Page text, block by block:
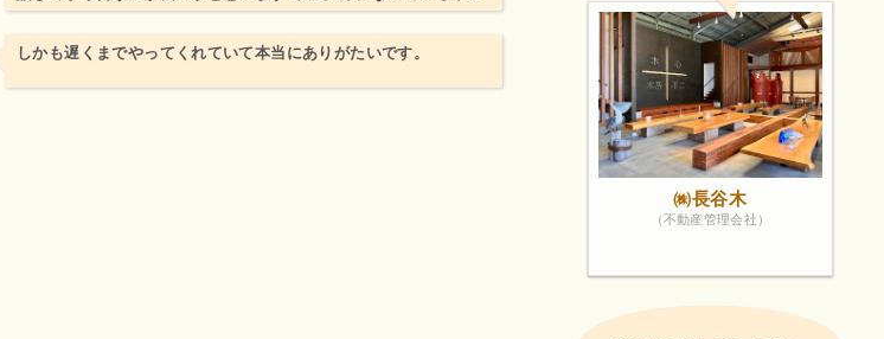
ージ 何を食べても...
しかも遅くまでやってくれていて本当にありがたいです。
㈱長谷木
（不動産管理会社）